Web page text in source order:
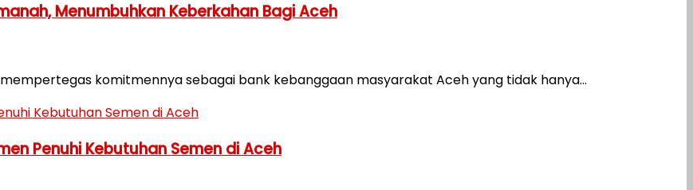
Menumbuhkan Keberkahan Bagi Aceh
komitmennya sebagai bank kebanggaan masyarakat Aceh yang tidak hanya...
Penuhi Kebutuhan Semen di Aceh